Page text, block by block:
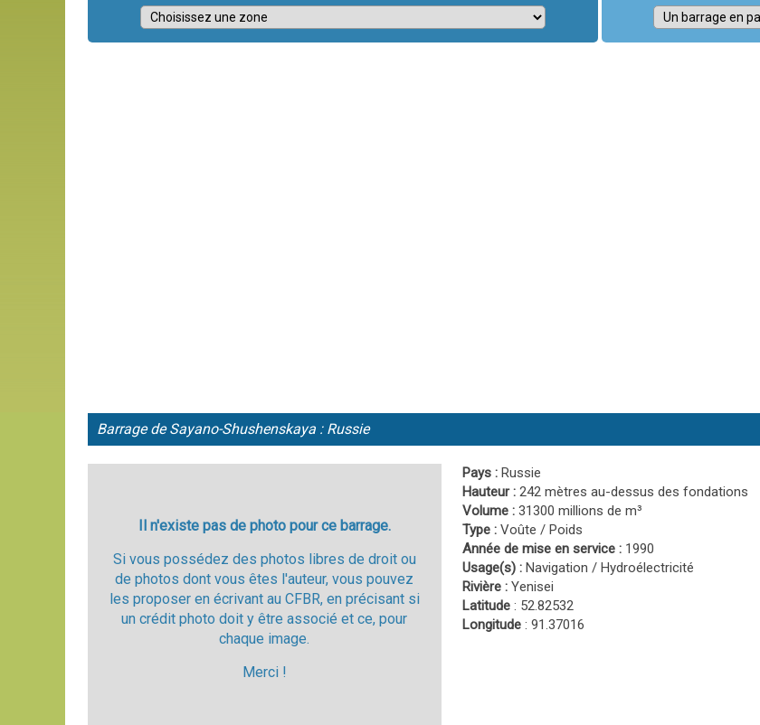
Barrage de Sayano-Shushenskaya : Russie
Il n'existe pas de photo pour ce barrage.
Si vous possédez des photos libres de droit ou
de photos dont vous êtes l'auteur, vous pouvez
les proposer en écrivant au CFBR, en précisant si
un crédit photo doit y être associé et ce, pour
chaque image.
Merci !
Pays : Russie
Hauteur : 242 mètres au-dessus des fondations
Volume : 31300 millions de m³
Type : Voûte / Poids
Année de mise en service : 1990
Usage(s) : Navigation / Hydroélectricité
Rivière : Yenisei
Latitude : 52.82532
Longitude : 91.37016